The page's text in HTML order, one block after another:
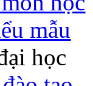
mẫu
học